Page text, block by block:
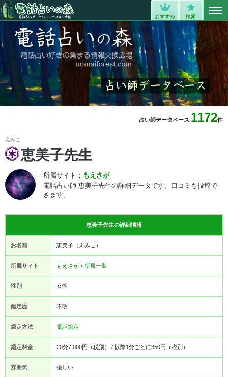
おすすめ 検索
占い師データベース 1172件
えみこ
恵美子先生
所属サイト： もえさが
電話占い師 恵美子先生の詳細データです。口コミも投稿で
きます。
恵美子先生の詳細情報
お名前 恵美子（えみこ）
所属サイト もえさが＞ 所属一覧
性別 女性
鑑定歴 不明
鑑定方法 電話鑑定
鑑定料金 20分7,000円（税別） / 以降1分ごとに350円（税別）
雰囲気 優しい